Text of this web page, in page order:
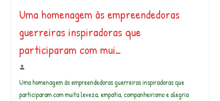
Uma homenagem às empreendedoras
guerreiras inspiradoras que
participaram com mui…
Uma homenagem às empreendedoras guerreiras inspiradoras que
participaram com muita leveza, empatia, companheirismo e alegria